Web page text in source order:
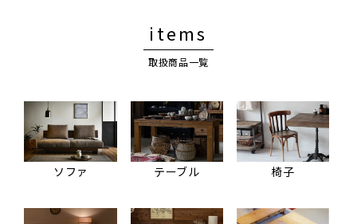
items
取扱商品一覧
ソファ テーブル 椅子